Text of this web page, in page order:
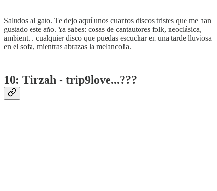
Saludos al gato. Te dejo aquí unos cuantos discos tristes que me han
gustado este año. Ya sabes: cosas de cantautores folk, neoclásica,
ambient... cualquier disco que puedas escuchar en una tarde lluviosa
en el sofá, mientras abrazas la melancolía.
10: Tirzah - trip9love...???